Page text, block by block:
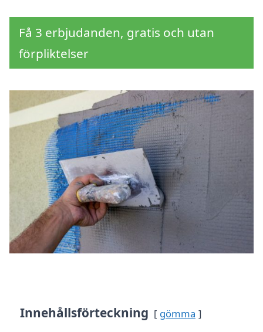
Få 3 erbjudanden, gratis och utan
förpliktelser
Innehållsförteckning gömma